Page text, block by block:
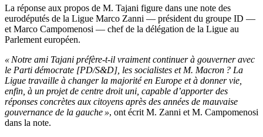
La réponse aux propos de M. Tajani figure dans une note des
eurodéputés de la Ligue Marco Zanni — président du groupe ID —
et Marco Campomenosi — chef de la délégation de la Ligue au
Parlement européen.
« Notre ami Tajani préfère-t-il vraiment continuer à gouverner avec
le Parti démocrate [PD/S&D], les socialistes et M. Macron ? La
Ligue travaille à changer la majorité en Europe et à donner vie,
enfin, à un projet de centre droit uni, capable d’apporter des
réponses concrètes aux citoyens après des années de mauvaise
gouvernance de la gauche », ont écrit M. Zanni et M. Campomenosi
dans la note.